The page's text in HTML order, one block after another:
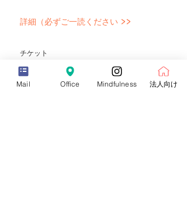
詳細（必ずご一読ください >>
チケット
Sale ended
Mail Office Mindfulness 法人向け